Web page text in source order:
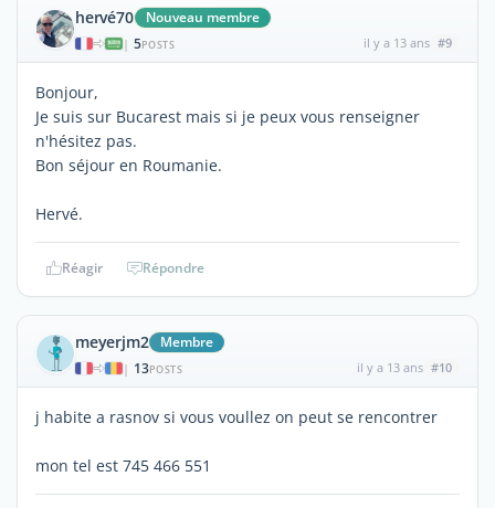
hervé70 Nouveau membre
| 5POSTS il y a 13 ans #9
Bonjour,
Je suis sur Bucarest mais si je peux vous renseigner
n'hésitez pas.
Bon séjour en Roumanie.
Hervé.
Réagir Répondre
meyerjm2 Membre
| 13POSTS il y a 13 ans #10
j habite a rasnov si vous voullez on peut se rencontrer
mon tel est 745 466 551